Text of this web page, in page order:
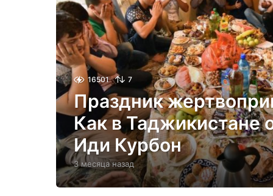
16501 7
Праздник
Как в Таджикистане
Иди Курбон
3 месяца назад3
м
е